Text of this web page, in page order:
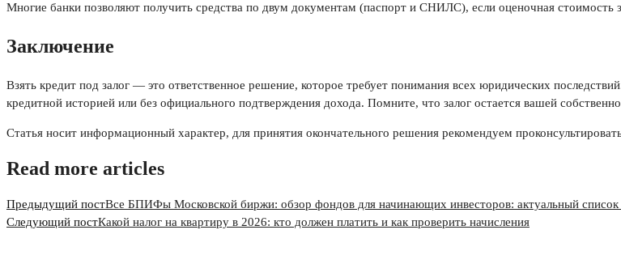
Многие банки позволяют получить средства по двум документам (паспорт и СНИЛС), если оценочная стоимость
Заключение
Взять кредит под залог — это ответственное решение, которое требует понимания всех юридических
кредитной историей или без официального подтверждения дохода. Помните, что залог остается вашей
Статья носит информационный характер, для принятия окончательного решения рекомендуем
Read more articles
Предыдущий постВсе БПИФы Московской биржи: обзор фондов для начинающих инвесторов: актуальный
Следующий постКакой налог на квартиру в 2026: кто должен платить и как проверить начисления